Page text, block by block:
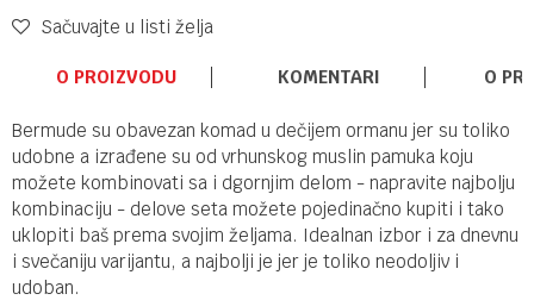
Sačuvajte u listi želja
O PROIZVODU KOMENTARI O
Bermude su obavezan komad u dečijem ormanu jer su toliko
udobne a izrađene su od vrhunskog muslin pamuka koju
možete kombinovati sa i dgornjim delom - napravite najbolju
kombinaciju - delove seta možete pojedinačno kupiti i tako
uklopiti baš prema svojim željama. Idealnan izbor i za dnevnu
i svečaniju varijantu, a najbolji je jer je toliko neodoljiv i
udoban.